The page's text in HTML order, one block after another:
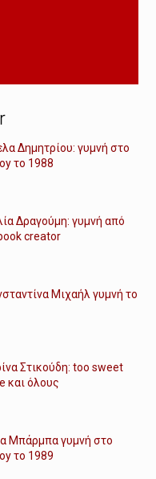
Δημητρίου: γυμνή στο
το 1988
Δραγούμη: γυμνή από
creator
Μιχαήλ γυμνή το
Στικούδη: too sweet
και όλους
Μπάρμπα γυμνή στο
το 1989